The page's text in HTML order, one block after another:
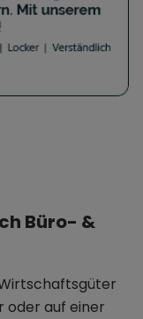
Büro- &
oder auf einer